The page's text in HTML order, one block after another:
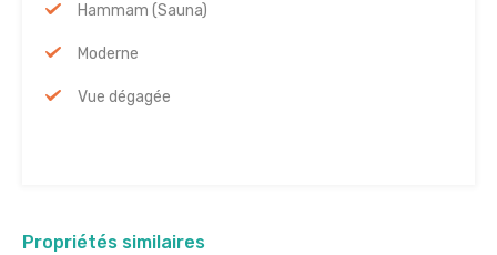
Hammam (Sauna)
Moderne
Vue dégagée
Propriétés similaires